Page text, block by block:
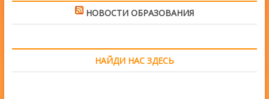
НОВОСТИ ОБРАЗОВАНИЯ
НАЙДИ НАС ЗДЕСЬ